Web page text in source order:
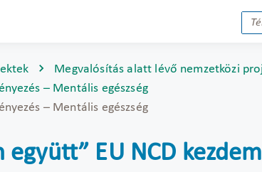
Megvalósítás alatt lévő nemzetközi
– Mentális egészség
– Mentális egészség
együtt” EU NCD